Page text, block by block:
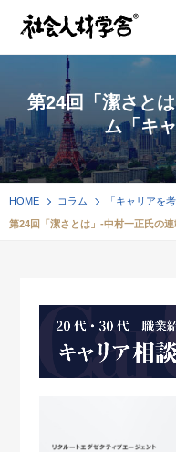
第24回「潔さと
ム「キ
HOME コラム 「キャリアを考
第24回「潔さとは」-中村一正氏の連